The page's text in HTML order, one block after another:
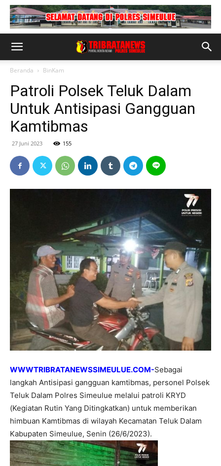
Beranda BinKam
Patroli Polsek Teluk Dalam
Untuk Antisipasi Gangguan
Kamtibmas
27 Juni 2023 155
WWWTRIBRATANEWSSIMEULUE.COM-Sebagai
langkah Antisipasi gangguan kamtibmas, personel Polsek
Teluk Dalam Polres Simeulue melalui patroli KRYD
(Kegiatan Rutin Yang Ditingkatkan) untuk memberikan
himbuan Kamtibmas di wilayah Kecamatan Teluk Dalam
Kabupaten Simeulue, Senin (26/6/2023).